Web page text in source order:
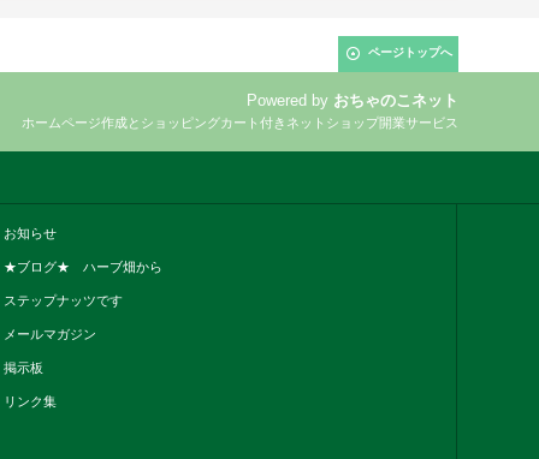
ページトップへ
Powered by おちゃのこネット
ホームページ作成とショッピングカート付きネットショップ開業サービス
お知らせ
★ブログ★ ハーブ畑から
ステップナッツです
メールマガジン
掲示板
リンク集